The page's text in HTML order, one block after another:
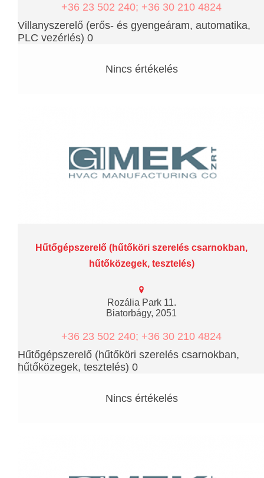
+36 23 502 240; +36 30 210 4824
Villanyszerelő (erős- és gyengeáram, automatika,
PLC vezérlés) 0
Nincs értékelés
Hűtőgépszerelő (hűtőköri szerelés csarnokban,
hűtőközegek, tesztelés)
Rozália Park 11.
Biatorbágy, 2051
+36 23 502 240; +36 30 210 4824
Hűtőgépszerelő (hűtőköri szerelés csarnokban,
hűtőközegek, tesztelés) 0
Nincs értékelés